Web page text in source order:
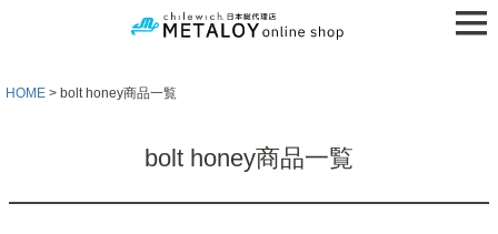
HOME bolt honey商品一覧
bolt honey商品一覧